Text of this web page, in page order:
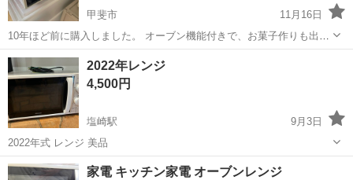
甲斐市
11月16日
10年ほど前に購入しました。 オーブン機能付きで、お菓子作りも出来
ました。 説明書付きです。 よろしくおねがいします。
山梨 甲斐市 キッチン家電
2022年レンジ
4,500円
塩崎駅
9月3日
2022年式 レンジ 美品
山梨 甲斐市 塩崎駅 キッチン家電 レンジ
家電 キッチン家電 オーブンレンジ